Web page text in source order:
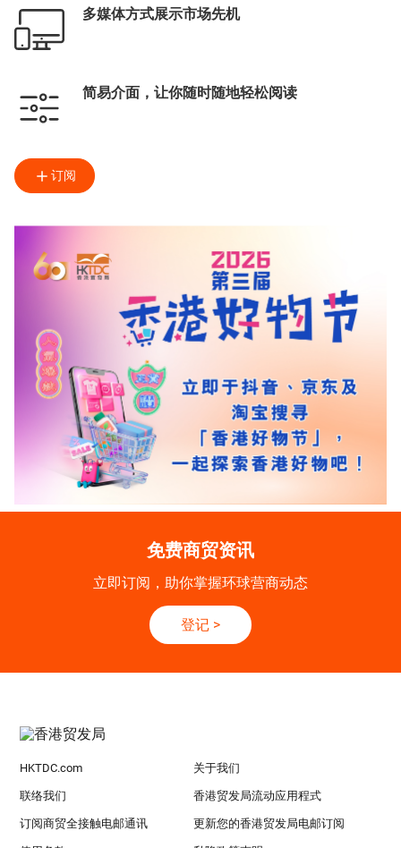
多媒体方式展示市场先机
简易介面，让你随时随地轻松阅读
订阅
免费商贸资讯
立即订阅，助你掌握环球营商动态
登记 >
HKTDC.com 关于我们
联络我们 香港贸发局流动应用程式
订阅商贸全接触电邮通讯 更新您的香港贸发局电邮订阅